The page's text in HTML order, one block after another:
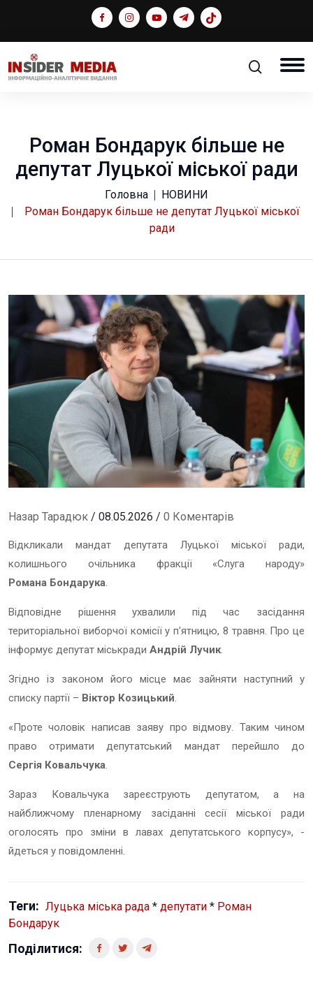
Роман Бондарук більше не
депутат Луцької міської ради
Головна
НОВИНИ
Роман Бондарук більше не депутат Луцької міської
ради
Назар Тарадюк / 08.05.2026 / 0 Коментарів
Відкликали мандат депутата Луцької міської ради,
колишнього очільника фракції «Слуга народу»
Романа Бондарука.
Відповідне рішення ухвалили під час засідання
територіальної виборчої комісії у п'ятницю, 8 травня. Про це
інформує депутат міськради Андрій Лучик.
Згідно із законом його місце має зайняти наступний у
списку партії – Віктор Козицький.
«Проте чоловік написав заяву про відмову. Таким чином
право отримати депутатський мандат перейшло до
Сергія Ковальчука.
Зараз Ковальчука зареєструють депутатом, а на
найближчому пленарному засіданні сесії міської ради
оголосять про зміни в лавах депутатського корпусу», -
йдеться у повідомленні.
Теги: Луцька міська рада * депутати * Роман
Бондарук
Поділитися: